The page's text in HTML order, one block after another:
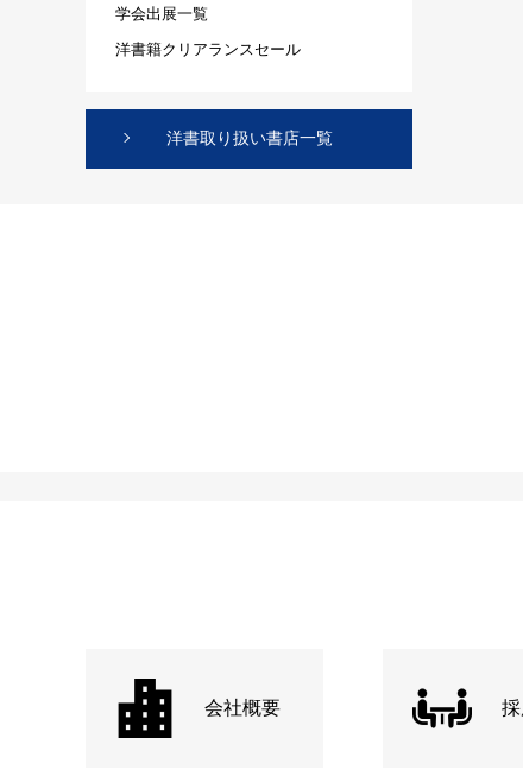
学会出展一覧
洋書籍クリアランスセール
洋書取り扱い書店一覧
会社概要